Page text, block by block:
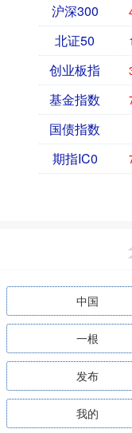
沪深300
北证50
创业板指
基金指数
国债指数
期指IC0
中国
一根
发布
我的